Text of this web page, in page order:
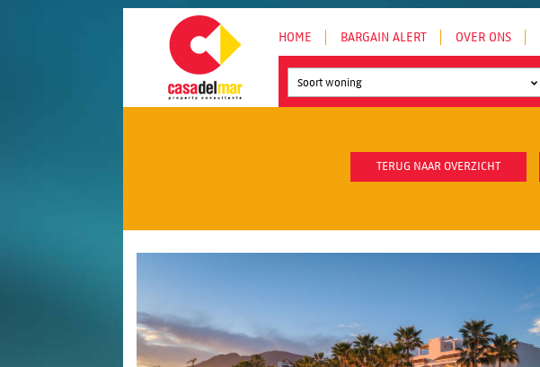
HOME BARGAIN ALERT OVER ONS
Soort woning
TERUG NAAR OVERZICHT